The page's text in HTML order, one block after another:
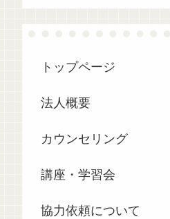
b
o
o
k
トップページ
法人概要
カウンセリング
講座・学習会
協力依頼について